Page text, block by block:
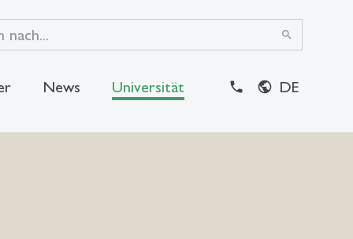
search
News Universität DE